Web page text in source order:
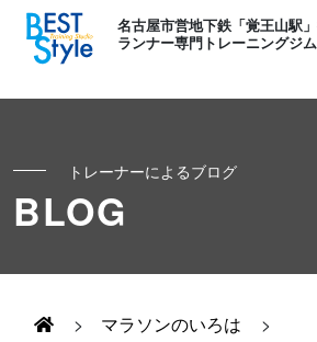
名古屋市営地下鉄「覚王山駅
ランナー専門トレーニングジム
初めての方へ
お客様の声
Runner's パーソナル
キッズ・かけっこ
トレーナーによるブログ
BLOG
> マラソンのいろは
>